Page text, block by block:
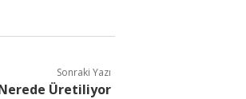
Sonraki Yazı
Nerede Üretiliyor